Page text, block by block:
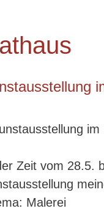
Zeit vom 28.5.
Malerei